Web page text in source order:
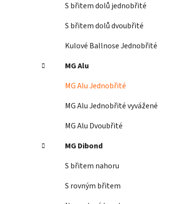
S břitem dolů jednobřité
S břitem dolů dvoubřité
Kulové Ballnose Jednobřité
MG Alu
MG Alu Jednobřité
MG Alu Jednobřité vyvážené
MG Alu Dvoubřité
MG Dibond
S břitem nahoru
S rovným břitem